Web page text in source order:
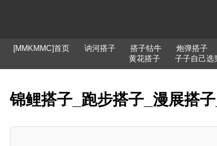
[MMKMMC]首页 讷河搭子 搭子牯牛 炮弹搭子
黄花搭子
子子自己选
锦鲤搭子_跑步搭子_漫展搭